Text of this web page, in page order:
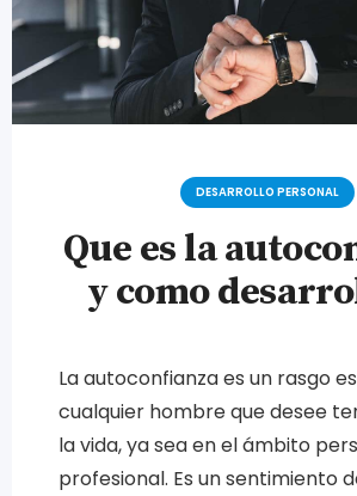
DESARROLLO PERSONAL
Que es la
y como
La autoconfianza es un rasgo
cualquier hombre que desee
la vida, ya sea en el ámbito
profesional. Es un sentimiento